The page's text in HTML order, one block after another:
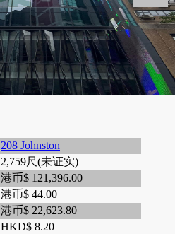
208 Johnston
2,759尺(未证实)
港币$ 121,396.00
港币$ 44.00
港币$ 22,623.80
HKD$ 8.20